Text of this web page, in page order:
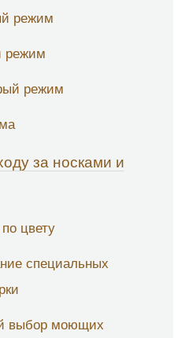
режим
режим
режим
за носками и
цвету
специальных
выбор моющих